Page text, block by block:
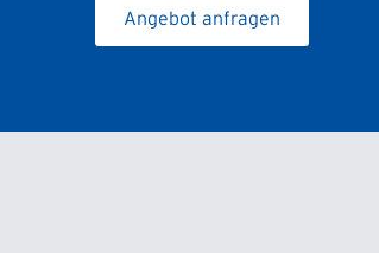
Angebot anfragen